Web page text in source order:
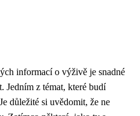
informací o výživě je snadné
Jedním z témat, které budí
důležité si uvědomit, že ne